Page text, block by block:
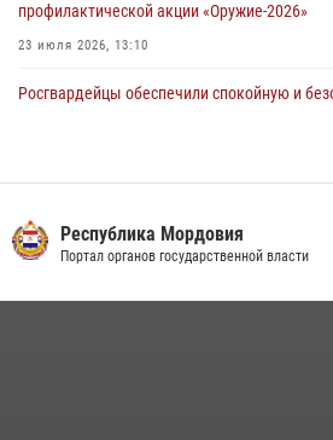
профилактической акции «Оружие‑2026»
23 июля 2026, 13:10
Росгвардейцы обеспечили спокойную и
обеспечили безопасность на футбольных
регионального турнира до Суперкубка
Республика Мордовия
Портал органов государственной власти